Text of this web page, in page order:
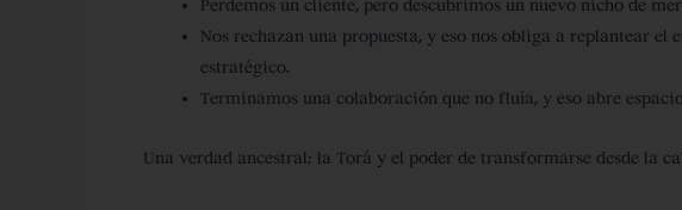
Perdemos un cliente, pero descubrimos un nuevo nicho de
Nos rechazan una propuesta, y eso nos obliga a replantear el
estratégico.
Terminamos una colaboración que no fluía, y eso abre
Una verdad ancestral: la Torá y el poder de transformarse desde la